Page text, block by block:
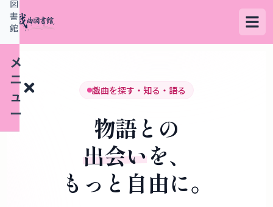
メ
ニ
ュ
ー
図
書
館
戯曲を探す・知る・語る
物語との
出会いを、
もっと自由に。